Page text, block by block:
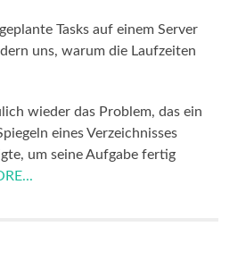
Tasks auf einem Server
uns, warum die Laufzeiten
wieder das Problem, das ein
eines Verzeichnisses
um seine Aufgabe fertig